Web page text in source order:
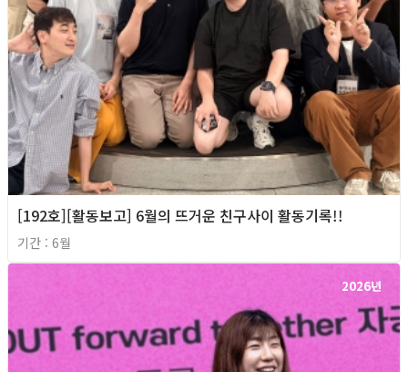
[192호][활동보고] 6월의 뜨거운 친구사이 활동기록!!
기간 : 6월
2026년